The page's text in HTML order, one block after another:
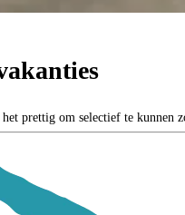
prettig om selectief te